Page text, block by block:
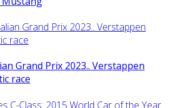
Grand Prix 2023.. Verstappen
race